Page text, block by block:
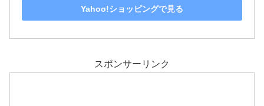
Yahoo!ショッピングで見る
スポンサーリンク